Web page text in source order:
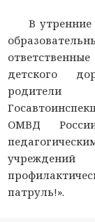
В утренние
детского
родители
ОМВД
патруль!».